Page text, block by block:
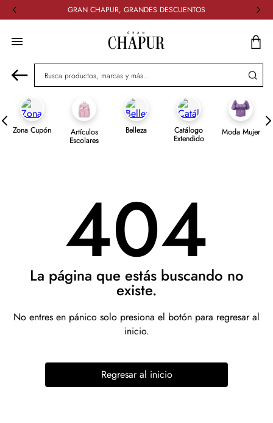
GRAN CHAPUR, GRANDES DESCUENTOS
Busca productos, marcas y más...
Zona Cupón Artículos
Escolares
Belleza Catálogo
Extendido
Moda Mujer
404
La página que estás buscando no
existe.
No entres en pánico solo presiona el botón para regresar al
inicio.
Regresar al inicio